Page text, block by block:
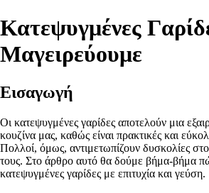
Κατεψυγμένες
Μαγειρεύουμε
Εισαγωγή
Οι κατεψυγμένες γαρίδες αποτελούν μια
κουζίνα μας, καθώς είναι πρακτικές και
Πολλοί, όμως, αντιμετωπίζουν δυσκολίες
τους. Στο άρθρο αυτό θα δούμε βήμα-βήμα
κατεψυγμένες γαρίδες με επιτυχία και γεύση.